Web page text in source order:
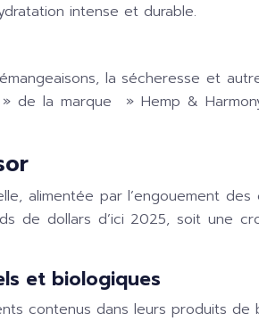
intense et durable.
la sécheresse et
» de la marque »Hemp &
alimentée par l’engouement
de dollars d’ici 2025, soit une
et biologiques
contenus dans leurs produits